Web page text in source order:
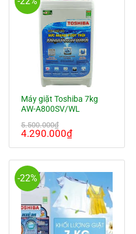
Máy giặt Toshiba 7kg
AW-A800SV/WL
5.500.000₫
Giá
5.500.000₫.
4.290.000₫Giá
4.290.000₫.
-22%